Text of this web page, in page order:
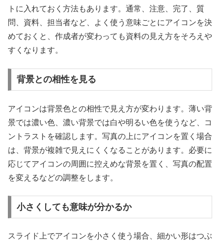
トに入れておく方法もあります。通常、注意、完了、質
問、資料、担当者など、よく使う意味ごとにアイコンを決
めておくと、作成者が変わっても資料の見え方をそろえや
すくなります。
背景との相性を見る
アイコンは背景色との相性で見え方が変わります。薄い背
景では濃い色、濃い背景では白や明るい色を使うなど、コ
ントラストを確認します。写真の上にアイコンを置く場合
は、背景が複雑で見えにくくなることがあります。必要に
応じてアイコンの周囲に控えめな背景を置く、写真の配置
を変えるなどの調整をします。
小さくしても意味が分かるか
スライド上でアイコンを小さく使う場合、細かい形はつぶ